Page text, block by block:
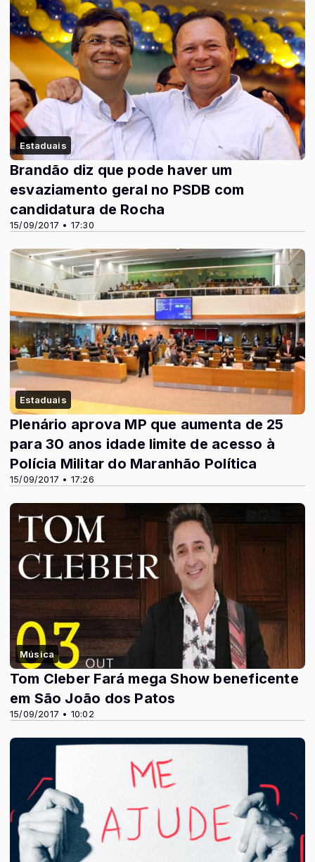
Estaduais
15/09/2017 • 17:30
Brandão diz que pode haver um
esvaziamento geral no PSDB com
candidatura de Rocha
Estaduais
15/09/2017 • 17:26
Plenário aprova MP que aumenta de 25
para 30 anos idade limite de acesso à
Polícia Militar do Maranhão Política
Música
15/09/2017 • 10:02
Tom Cleber Fará mega Show beneficente
em São João dos Patos